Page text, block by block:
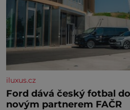
iluxus.cz
Ford dává český fotbal
novým partnerem FAČR